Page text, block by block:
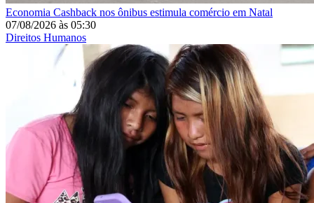
Economia Cashback nos ônibus estimula comércio em Natal
07/08/2026 às 05:30
Direitos Humanos